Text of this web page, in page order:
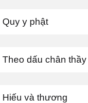
Quy y phật
Theo dấu chân thầy
Hiếu và thương